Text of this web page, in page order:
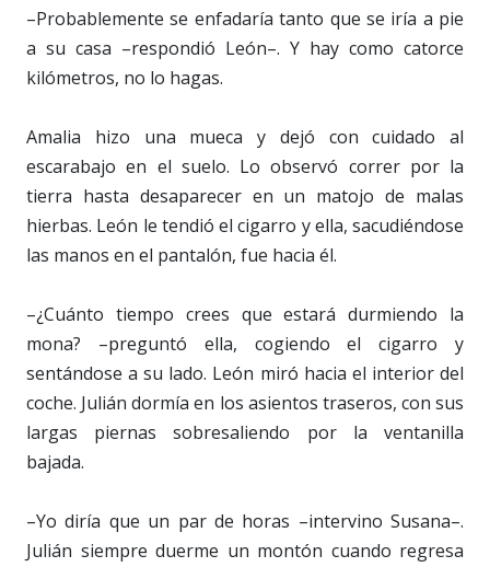
–Probablemente se enfadaría tanto que se iría a pie
a su casa –respondió León–. Y hay como catorce
kilómetros, no lo hagas.
Amalia hizo una mueca y dejó con cuidado al
escarabajo en el suelo. Lo observó correr por la
tierra hasta desaparecer en un matojo de malas
hierbas. León le tendió el cigarro y ella, sacudiéndose
las manos en el pantalón, fue hacia él.
–¿Cuánto tiempo crees que estará durmiendo la
mona? –preguntó ella, cogiendo el cigarro y
sentándose a su lado. León miró hacia el interior del
coche. Julián dormía en los asientos traseros, con sus
largas piernas sobresaliendo por la ventanilla
bajada.
–Yo diría que un par de horas –intervino Susana–.
Julián siempre duerme un montón cuando regresa